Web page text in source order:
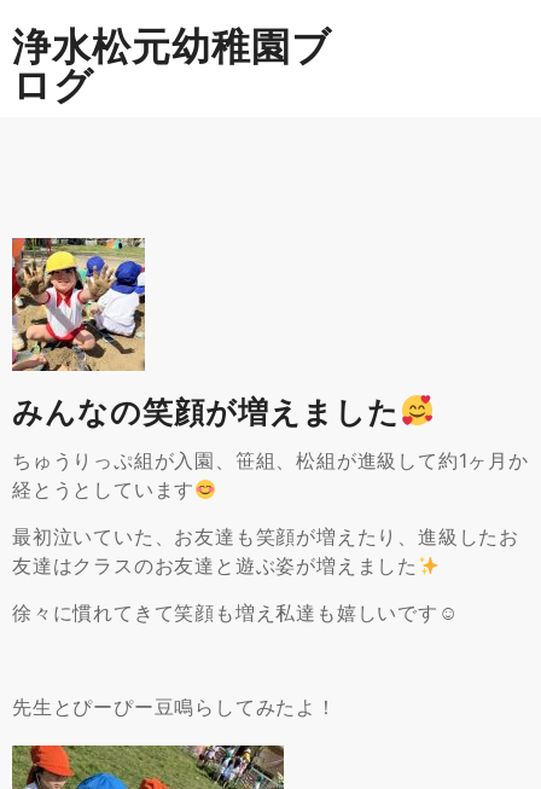
to
content
浄水松元幼稚園ブ
ログ
みんなの笑顔が増えました
ちゅうりっぷ組が入園、笹組、松組が進級して約1ヶ月か
経とうとしています
最初泣いていた、お友達も笑顔が増えたり、進級したお
友達はクラスのお友達と遊ぶ姿が増えました
徐々に慣れてきて笑顔も増え私達も嬉しいです☺
先生とぴーぴー豆鳴らしてみたよ！